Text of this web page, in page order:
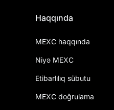
Haqqında
MEXC haqqında
Niyə MEXC
Etibarlılıq sübutu
MEXC doğrulama